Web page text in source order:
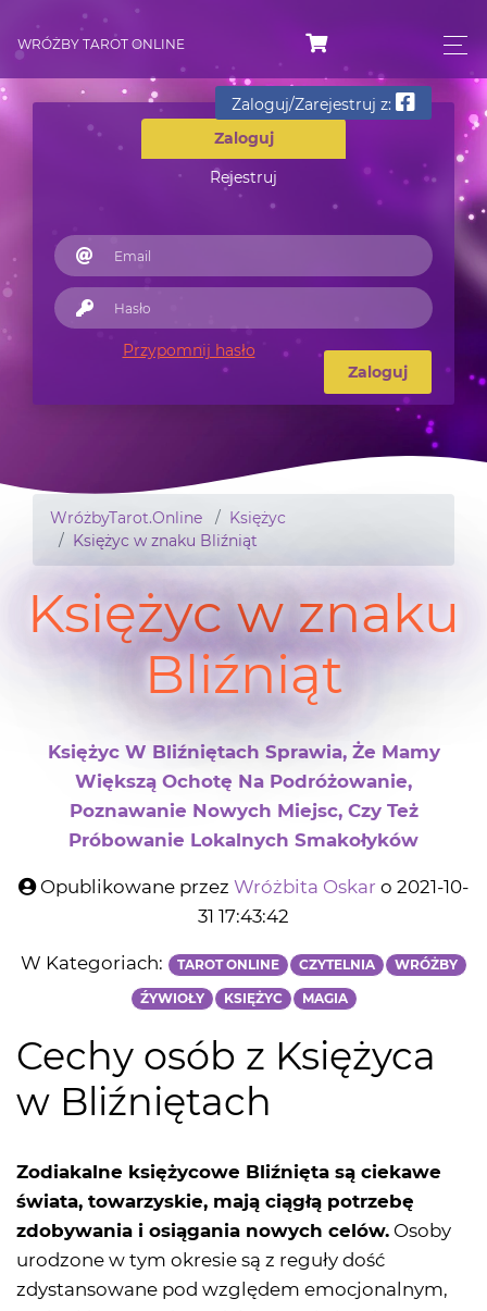
WRÓŻBY TAROT ONLINE
Zaloguj
Rejestruj
Zaloguj/Zarejestruj z:
Przypomnij hasło
Zaloguj
WróżbyTarot.Online
Księżyc
Księżyc w znaku Bliźniąt
Księżyc w znaku
Bliźniąt
Księżyc W Bliźniętach Sprawia, Że Mamy
Większą Ochotę Na Podróżowanie,
Poznawanie Nowych Miejsc, Czy Też
Próbowanie Lokalnych Smakołyków
Opublikowane przez Wróżbita Oskar o 2021-10-
31 17:43:42
W Kategoriach: TAROT ONLINE CZYTELNIA WRÓŻBY
ŹYWIOŁY KSIĘŻYC MAGIA
Cechy osób z Księżyca
w Bliźniętach
Zodiakalne księżycowe Bliźnięta są ciekawe
świata, towarzyskie, mają ciągłą potrzebę
zdobywania i osiągania nowych celów. Osoby
urodzone w tym okresie są z reguły dość
zdystansowane pod względem emocjonalnym,